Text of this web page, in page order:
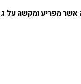
אשר מפריע ומקשה